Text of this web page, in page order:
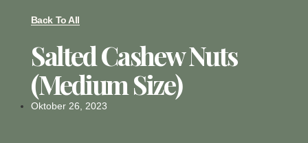
Back To All
Salted Cashew Nuts
(medium Size)
Oktober 26, 2023